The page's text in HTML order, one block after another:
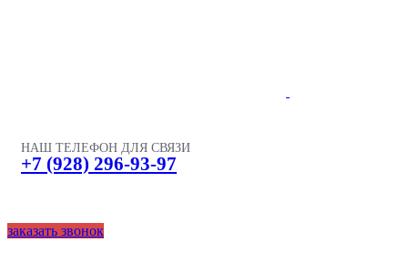
НАШ ТЕЛЕФОН ДЛЯ СВЯЗИ
+7 (928) 296-93-97
заказать звонок